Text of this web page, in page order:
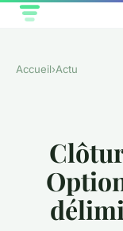
Accueil›Actu